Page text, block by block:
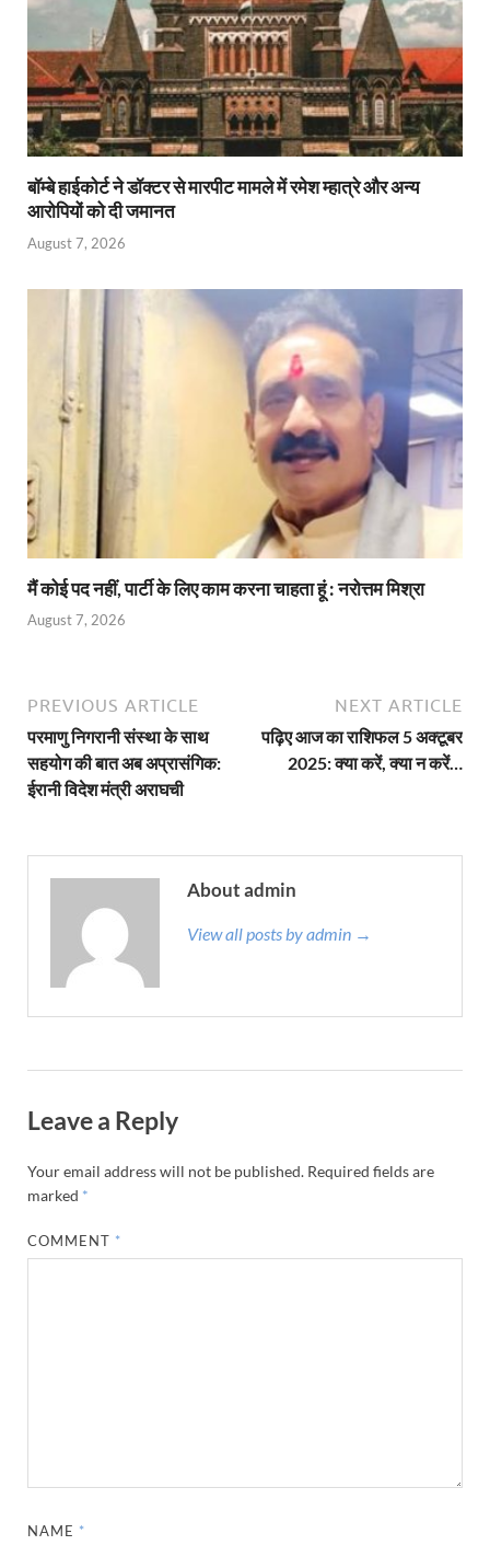
बॉम्बे हाईकोर्ट ने डॉक्टर से मारपीट मामले में रमेश म्हात्रे और अन्य
आरोपियों को दी जमानत
August 7, 2026
मैं कोई पद नहीं, पार्टी के लिए काम करना चाहता हूं : नरोत्तम मिश्रा
August 7, 2026
PREVIOUS ARTICLE
परमाणु निगरानी संस्था के साथ
सहयोग की बात अब अप्रासंगिक:
ईरानी विदेश मंत्री अराघची
NEXT ARTICLE
पढ़िए आज का राशिफल 5 अक्टूबर
2025: क्या करें, क्या न करें…
About admin
View all posts by admin →
Leave a Reply
Your email address will not be published. Required fields are
marked *
COMMENT *
NAME *